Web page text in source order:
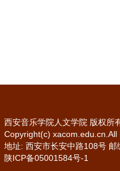
西安音乐学院人文学院 版权所
Copyright(c) xacom.edu.cn.All
地址: 西安市长安中路108号 邮
陕ICP备05001584号-1